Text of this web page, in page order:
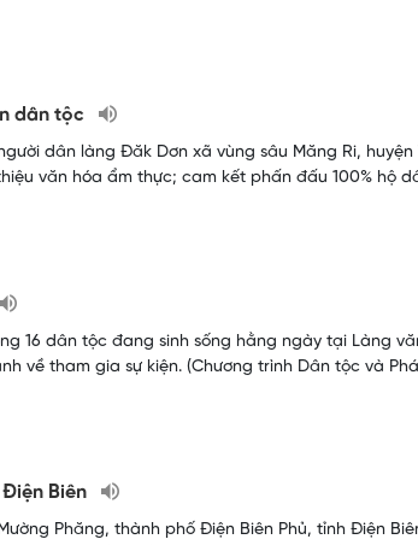
dân tộc
dân làng Đăk Dơn xã vùng sâu Măng Ri, huyện
văn hóa ẩm thực; cam kết phấn đấu 100% hộ
16 dân tộc đang sinh sống hằng ngày tại Làng
về tham gia sự kiện. (Chương trình Dân tộc và
Biên
Phăng, thành phố Điện Biên Phủ, tỉnh Điện